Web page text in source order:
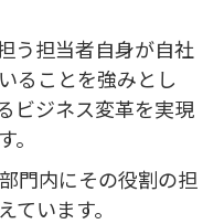
う担当者自身が自社
ることを強みとし
ビジネス変革を実現
門内にその役割の担
ています。